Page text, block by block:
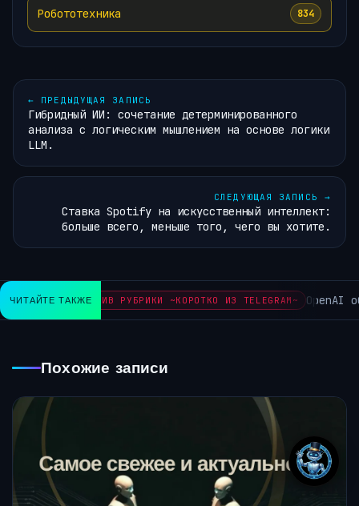
Робототехника 834
← ПРЕДЫДУЩАЯ ЗАПИСЬ
Гибридный ИИ: сочетание детерминированного
анализа с логическим мышлением на основе логики
LLM.
СЛЕДУЮЩАЯ ЗАПИСЬ →
Ставка Spotify на искусственный интеллект:
больше всего, меньше того, чего вы хотите.
ЧИТАЙТЕ ТАКЖЕАРХИВ РУБРИКИ ~КОРОТКО ИЗ TELEGRAM~ OpenAI
Похожие записи